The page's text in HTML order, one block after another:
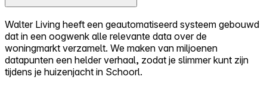
Walter Living heeft een geautomatiseerd systeem gebouwd
dat in een oogwenk alle relevante data over de
woningmarkt verzamelt. We maken van miljoenen
datapunten een helder verhaal, zodat je slimmer kunt zijn
tijdens je huizenjacht in Schoorl.